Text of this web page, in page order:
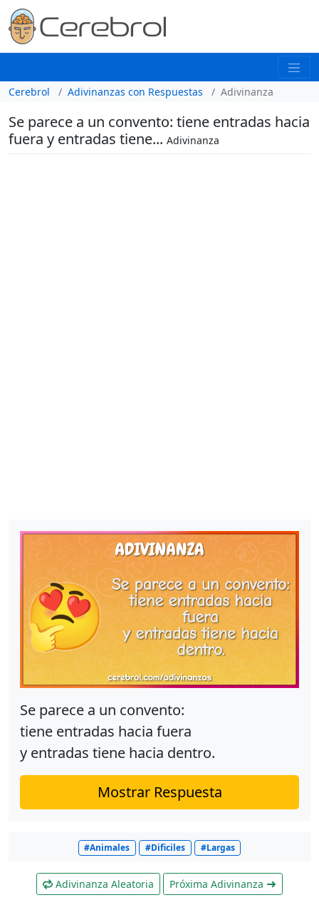
Cerebrol Adivinanzas con Respuestas Adivinanza
Se parece a un convento: tiene entradas hacia
fuera y entradas tiene... Adivinanza
Se parece a un convento:
tiene entradas hacia fuera
y entradas tiene hacia dentro.
Mostrar Respuesta
#Animales #Dificiles #Largas
Adivinanza Aleatoria Próxima Adivinanza